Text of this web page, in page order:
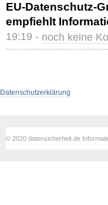
EU-Datenschutz-
empfiehlt
19:19 - noch keine
Datenschutzerklärung
© 2020 datensicherheit.de